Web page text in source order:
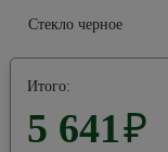
Стекло черное
Итого:
5 641₽